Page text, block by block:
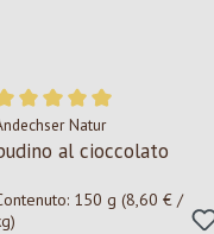
media di 5 su 5
Natur
al cioccolato
150 g(8,60 € /